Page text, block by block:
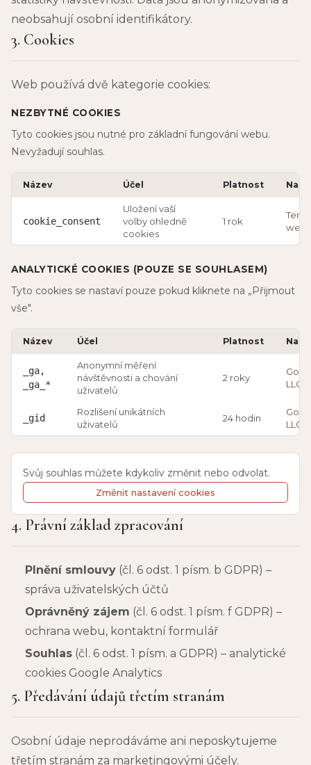
neobsahují osobní identifikátory.
3. Cookies
Web používá dvě kategorie cookies:
NEZBYTNÉ COOKIES
Tyto cookies jsou nutné pro základní fungování webu.
Nevyžadují souhlas.
Název Účel Platnost
cookie_consent
Uložení vaší
volby ohledně
cookies
1 rok
Tento
web
ANALYTICKÉ COOKIES (POUZE SE SOUHLASEM)
Tyto cookies se nastaví pouze pokud kliknete na „Přijmout
vše".
Název Účel Platnost
_ga,
_ga_*
Anonymní měření
návštěvnosti a chování
uživatelů
2 roky
LLC
_gid
Rozlišení unikátních
uživatelů
24 hodin
LLC
Svůj souhlas můžete kdykoliv změnit nebo odvolat.
Změnit nastavení cookies
4. Právní základ zpracování
Plnění smlouvy (čl. 6 odst. 1 písm. b GDPR) –
správa uživatelských účtů
Oprávněný zájem (čl. 6 odst. 1 písm. f GDPR) –
ochrana webu, kontaktní formulář
Souhlas (čl. 6 odst. 1 písm. a GDPR) – analytické
cookies Google Analytics
5. Předávání údajů třetím stranám
Osobní údaje neprodáváme ani neposkytujeme
třetím stranám za marketingovými účely.